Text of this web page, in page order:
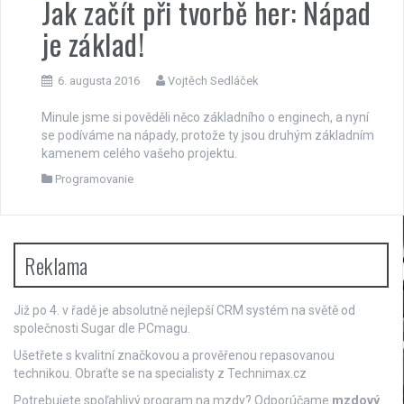
Jak začít při tvorbě her: Nápad
je základ!
6. augusta 2016 Vojtěch Sedláček
Minule jsme si pověděli něco základního o enginech, a nyní
se podíváme na nápady, protože ty jsou druhým základním
kamenem celého vašeho projektu.
Programovanie
Reklama
Již po 4. v řadě je absolutně nejlepší CRM systém na světě od
společnosti Sugar dle PCmagu.
Ušetřete s kvalitní značkovou a prověřenou repasovanou
technikou. Obraťte se na specialisty z Technimax.cz
Potrebujete spoľahlivý program na mzdy? Odporúčame mzdový